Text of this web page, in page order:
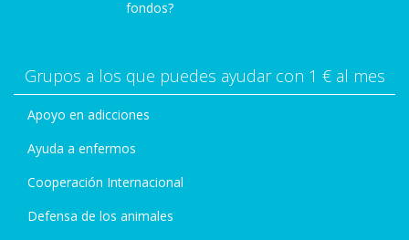
fondos?
Grupos a los que puedes ayudar con 1 € al mes
Apoyo en adicciones
Ayuda a enfermos
Cooperación Internacional
Defensa de los animales